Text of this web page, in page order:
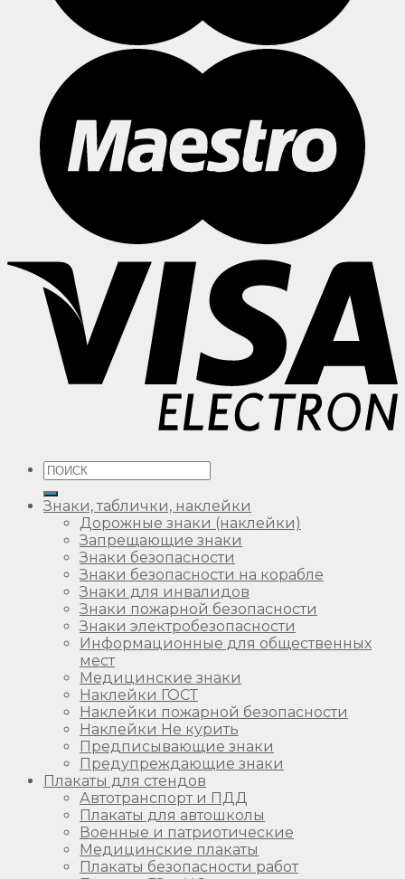
Искать:
Знаки, таблички, наклейки
Дорожные знаки (наклейки)
Запрещающие знаки
Знаки безопасности
Знаки безопасности на корабле
Знаки для инвалидов
Знаки пожарной безопасности
Знаки электробезопасности
Информационные для общественных
мест
Медицинские знаки
Наклейки ГОСТ
Наклейки пожарной безопасности
Наклейки Не курить
Предписывающие знаки
Предупреждающие знаки
Плакаты для стендов
Автотранспорт и ПДД
Плакаты для автошколы
Военные и патриотические
Медицинские плакаты
Плакаты безопасности работ